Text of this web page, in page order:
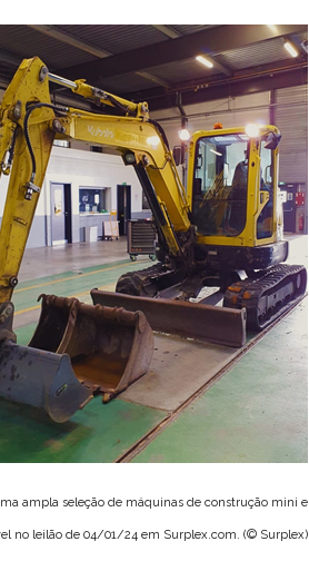
ampla seleção de máquinas de construção mini e
no leilão de 04/01/24 em Surplex.com. (© Surplex)